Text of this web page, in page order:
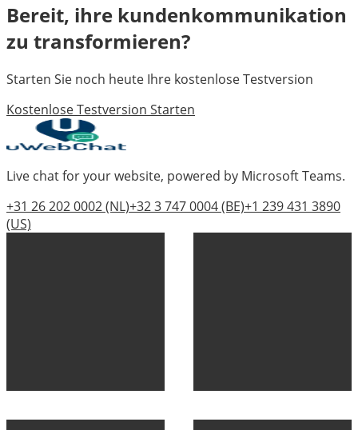
Bereit, ihre kundenkommunikation
zu transformieren?
Starten Sie noch heute Ihre kostenlose Testversion
Kostenlose Testversion Starten
Live chat for your website, powered by Microsoft Teams.
+31 26 202 0002(NL)+32 3 747 0004(BE)+1 239 431 3890
(US)